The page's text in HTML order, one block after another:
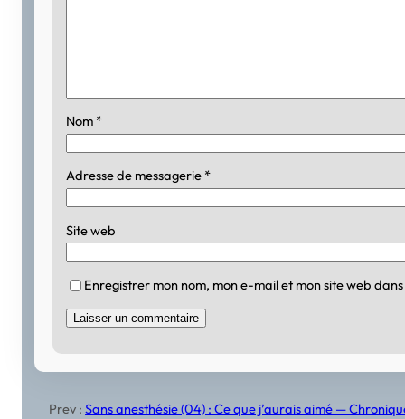
Nom *
Adresse de messagerie *
Site web
Enregistrer mon nom, mon e-mail et mon site web
Prev :Sans anesthésie (04) : Ce que j’aurais aimé —